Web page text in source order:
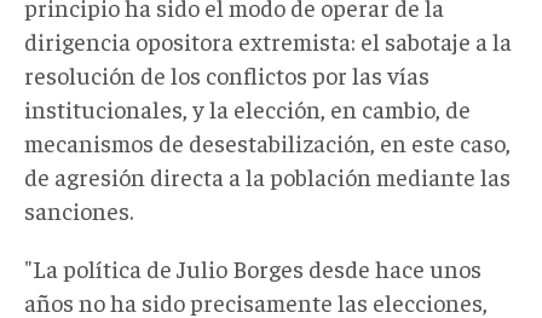
principio ha sido el modo de operar de la
dirigencia opositora extremista: el sabotaje a la
resolución de los conflictos por las vías
institucionales, y la elección, en cambio, de
mecanismos de desestabilización, en este caso,
de agresión directa a la población mediante las
sanciones.
"La política de Julio Borges desde hace unos
años no ha sido precisamente las elecciones,